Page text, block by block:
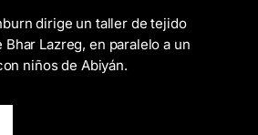
dirige un taller de tejido
Bhar Lazreg, en paralelo a un
niños de Abiyán.